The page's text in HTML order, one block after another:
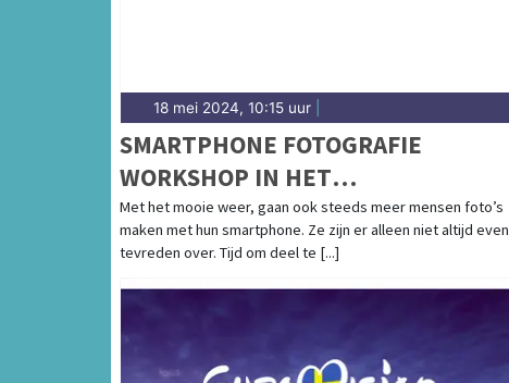
18 mei 2024, 10:15 uur
SMARTPHONE FOTOGRAFIE
WORKSHOP IN HET
ZUIDERZEEMUSEUM
Met het mooie weer, gaan ook steeds meer mensen foto’s
maken met hun smartphone. Ze zijn er alleen niet altijd even
tevreden over. Tijd om deel te [...]